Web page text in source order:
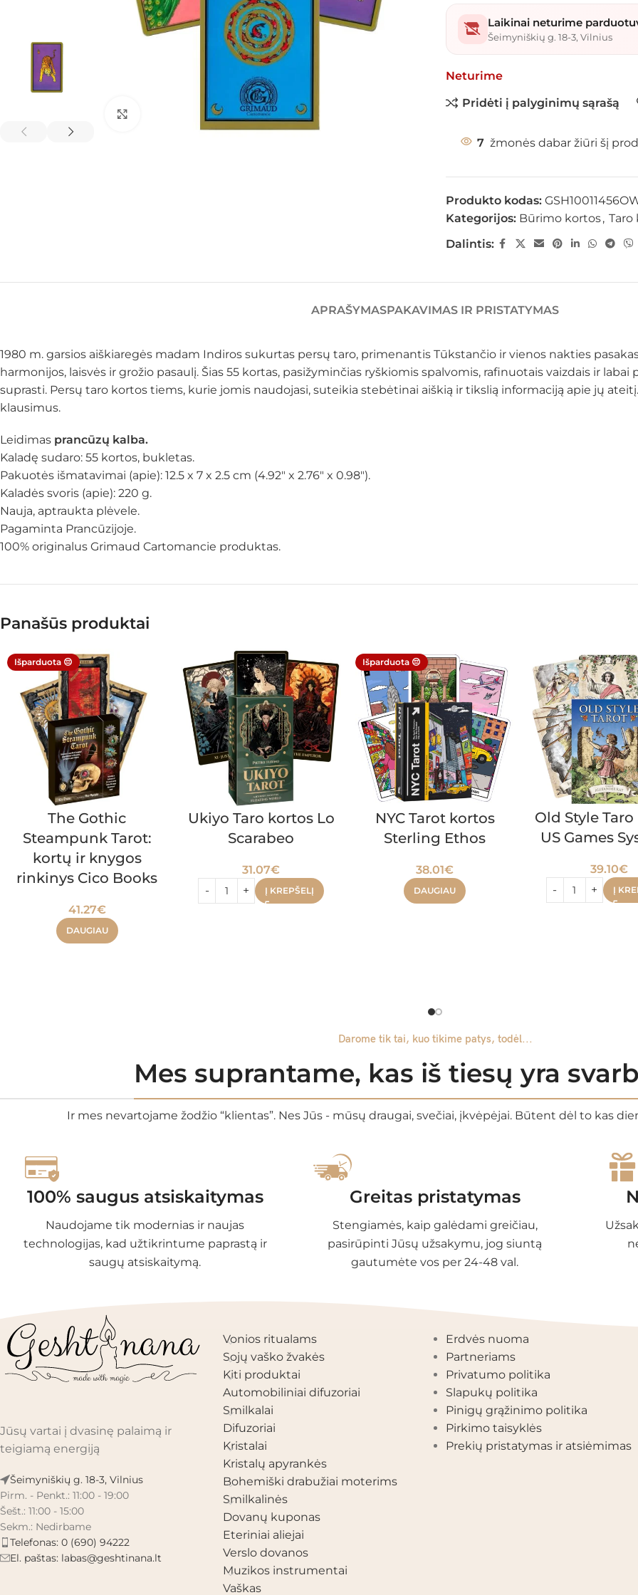
Spustelėkite, kad padidintumėte
Laikinai neturime
Šeimyniškių g. 18-3, Vilnius
Neturime
Pridėti į palyginimų sąrašą
7 žmonės dabar žiūri šį
Produkto kodas:
Kategorijos: Būrimo kortos, Taro
Dalintis:
APRAŠYMASPAKAVIMAS IR PRISTATYMAS
1980 m. garsios aiškiaregės madam Indiros sukurtas persų taro, primenantis Tūkstančio ir vienos nakties
harmonijos, laisvės ir grožio pasaulį. Šias 55 kortas, pasižyminčias ryškiomis spalvomis, rafinuotais vaizdais ir
suprasti. Persų taro kortos tiems, kurie jomis naudojasi, suteikia stebėtinai aiškią ir tikslią informaciją apie jų
klausimus.
Leidimas prancūzų kalba.
Kaladę sudaro: 55 kortos, bukletas.
Pakuotės išmatavimai (apie): 12.5 x 7 x 2.5 cm (4.92″ x 2.76″ x 0.98″).
Kaladės svoris (apie): 220 g.
Nauja, aptraukta plėvele.
Pagaminta Prancūzijoje.
100% originalus Grimaud Cartomancie produktas.
Panašūs produktai
Išparduota 😔
The Gothic
Steampunk Tarot:
kortų ir knygos
rinkinys Cico Books
41.27€
DAUGIAU
Ukiyo Taro kortos Lo
Scarabeo
31.07€
Į KREPŠELĮ
Išparduota 😔
NYC Tarot kortos
Sterling Ethos
38.01€
DAUGIAU
Old Style
US Games
39.10€
Į
Darome tik tai, kuo tikime patys, todėl...
Mes suprantame, kas iš tiesų yra
Ir mes nevartojame žodžio “klientas”. Nes Jūs - mūsų draugai, svečiai, įkvėpėjai. Būtent dėl to kas
100% saugus atsiskaitymas
Naudojame tik modernias ir naujas
technologijas, kad užtikrintume paprastą ir
saugų atsiskaitymą.
Greitas pristatymas
Stengiamės, kaip galėdami greičiau,
pasirūpinti Jūsų užsakymu, jog siuntą
gautumėte vos per 24-48 val.
Jūsų vartai į dvasinę palaimą ir
teigiamą energiją
Šeimyniškių g. 18-3, Vilnius
Pirm. - Penkt.: 11:00 - 19:00
Šešt.: 11:00 - 15:00
Sekm.: Nedirbame
Telefonas: 0 (690) 94222
El. paštas: labas@geshtinana.lt
PRODUKTŲ KATEGORIJOS
Vonios ritualams
Sojų vaško žvakės
Kiti produktai
Automobiliniai difuzoriai
Smilkalai
Difuzoriai
Kristalai
Kristalų apyrankės
Bohemiški drabužiai moterims
Smilkalinės
Dovanų kuponas
Eteriniai aliejai
Verslo dovanos
Muzikos instrumentai
Vaškas
Erdvės nuoma
Partneriams
Privatumo politika
Slapukų politika
Pinigų grąžinimo politika
Pirkimo taisyklės
Prekių pristatymas ir atsiėmimas